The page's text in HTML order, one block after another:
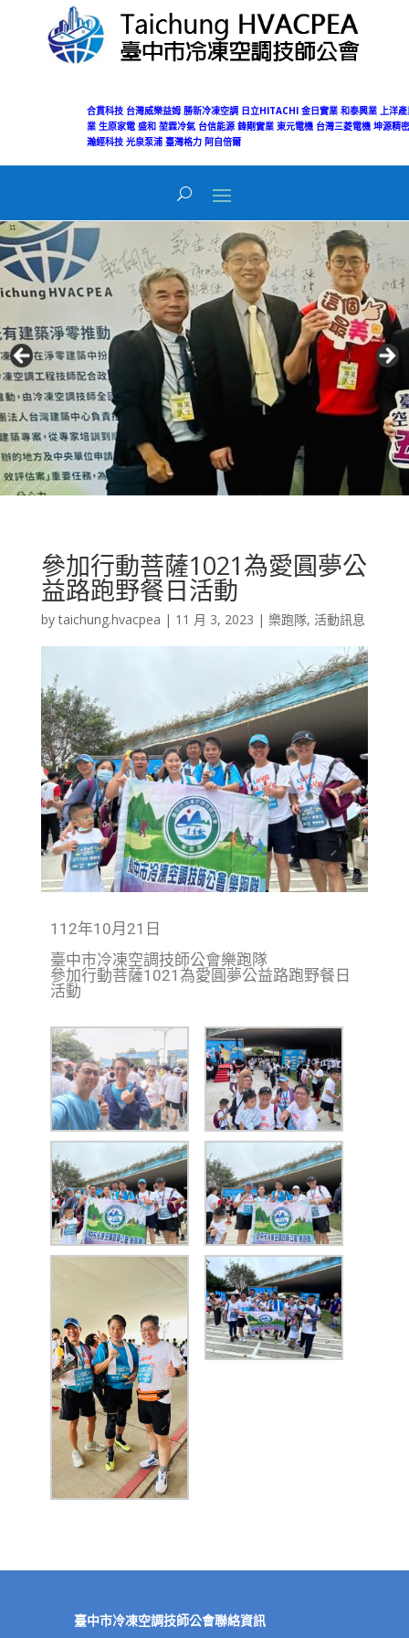
合貫科技 台灣威樂益姆 勝新冷凍空調 日立HITACHI 金日實業 和泰興業
上洋產
業 生原家電 盛和 堃霖冷氣 台信能源 鋒剛實業 東元電機 台灣三菱電機 坤源精密
瀚經科技 光泉泵浦 臺灣格力 阿自倍爾
Today's Views:
Total Views:50,078
參加行動菩薩1021為愛圓夢公
益路跑野餐日活動
bytaichung.hvacpea | 11 月 3, 2023 | 樂跑隊, 活動訊息
112年10月21日
臺中市冷凍空調技師公會樂跑隊
參加行動菩薩1021為愛圓夢公益路跑野餐日
活動
臺中市冷凍空調技師公會聯絡資訊